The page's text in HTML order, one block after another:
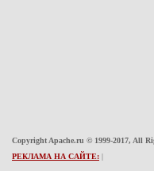
Copyright Apache.ru © 1999-2017, All
РЕКЛАМА НА САЙТЕ: |